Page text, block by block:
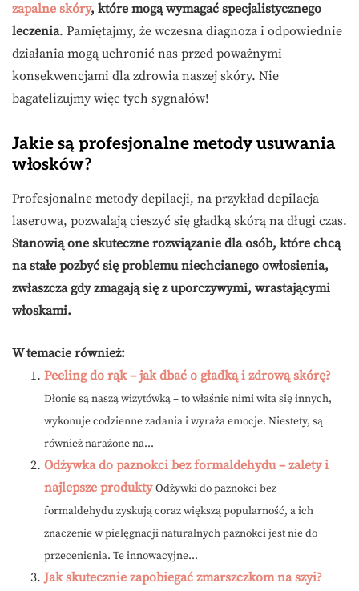
zapalne skóry, które mogą wymagać specjalistycznego
leczenia. Pamiętajmy, że wczesna diagnoza i odpowiednie
działania mogą uchronić nas przed poważnymi
konsekwencjami dla zdrowia naszej skóry. Nie
bagatelizujmy więc tych sygnałów!
Jakie są profesjonalne metody usuwania
włosków?
Profesjonalne metody depilacji, na przykład depilacja
laserowa, pozwalają cieszyć się gładką skórą na długi czas.
Stanowią one skuteczne rozwiązanie dla osób, które chcą
na stałe pozbyć się problemu niechcianego owłosienia,
zwłaszcza gdy zmagają się z uporczywymi, wrastającymi
włoskami.
W temacie również:
Peeling do rąk – jak dbać o gładką i zdrową skórę?
Dłonie są naszą wizytówką – to właśnie nimi wita się innych,
wykonuje codzienne zadania i wyraża emocje. Niestety, są
również narażone na...
Odżywka do paznokci bez formaldehydu – zalety i
najlepsze produkty Odżywki do paznokci bez
formaldehydu zyskują coraz większą popularność, a ich
znaczenie w pielęgnacji naturalnych paznokci jest nie do
przecenienia. Te innowacyjne...
Jak skutecznie zapobiegać zmarszczkom na szyi?